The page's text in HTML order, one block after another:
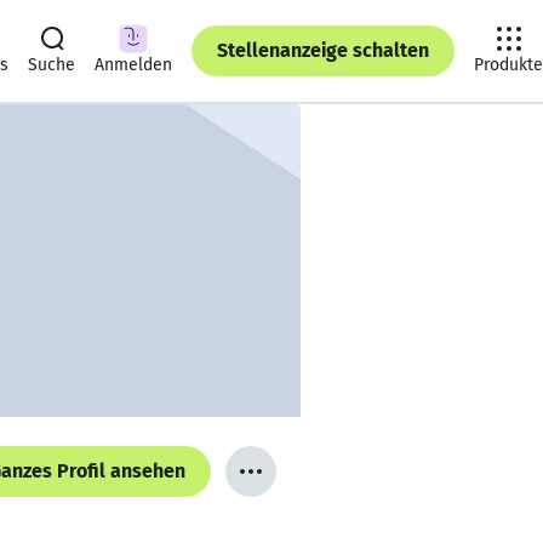
Suche Anmelden
Stellenanzeige schalten
Produkte
Profil ansehen